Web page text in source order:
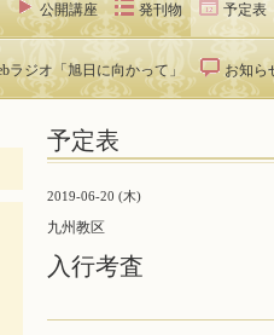
公開講座 発刊物 予定表
ラジオ「旭日に向かって」 お知ら
予定表
2019-06-20 (木)
九州教区
入行考査